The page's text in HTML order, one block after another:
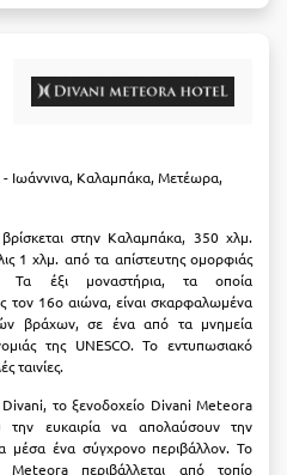
- Ιωάννινα, Καλαμπάκα, Μετέωρα,
στην Καλαμπάκα, 350 χλμ.
1 χλμ. από τα απίστευτης ομορφιάς
Τα έξι μοναστήρια, τα οποία
τον 16ο αιώνα, είναι σκαρφαλωμένα
βράχων, σε ένα από τα μνημεία
της UNESCO. Το εντυπωσιακό
ταινίες.
το ξενοδοχείο Divani Meteora
την ευκαιρία να απολαύσουν την
μέσα ένα σύγχρονο περιβάλλον. Το
Meteora περιβάλλεται από τοπίο